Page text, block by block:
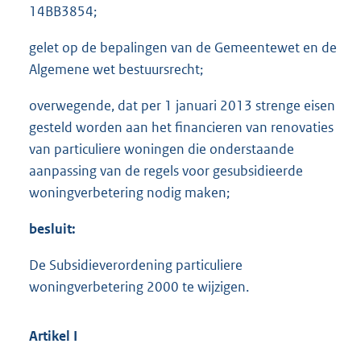
14BB3854;
gelet op de bepalingen van de Gemeentewet en de
Algemene wet bestuursrecht;
overwegende, dat per 1 januari 2013 strenge eisen
gesteld worden aan het financieren van renovaties
van particuliere woningen die onderstaande
aanpassing van de regels voor gesubsidieerde
woningverbetering nodig maken;
besluit:
De Subsidieverordening particuliere
woningverbetering 2000 te wijzigen.
Artikel I